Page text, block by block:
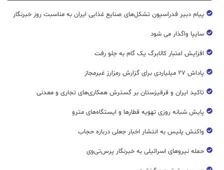
پیام دبیر فدراسیون تشکل‌های صنایع غذایی ایران به مناسبت روز خبرنگار
سایپا واگذار می شود
افزایش اعتبار کالابرگ یک گام به جلو رفت
پاداش ۲۷ میلیاردی برای گزارش رمزارز غیرمجاز
تاکید ایران و قرقیزستان بر گسترش همکاری‌های تجاری و معدنی
پایش شبانه روزی تهویه قطار‌ها و ایستگاه‌های مترو
واکنش پلیس به انتشار اخبار جعلی درباره حجاب
حمله نیروهای اسرائیلی به خبرنگار پرس‌تی‌وی